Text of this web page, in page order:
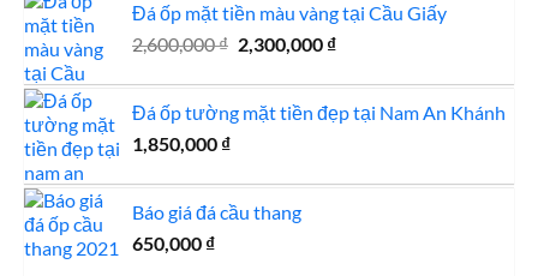
1,950,000 ₫.là:
1,500,000 ₫.
Đá ốp mặt tiền màu vàng tại Cầu Giấy
2,600,000₫ Giá
2,600,000 ₫.
2,300,000 ₫Giá
là:
Đá ốp tường mặt tiền đẹp tại Nam An Khánh
1,850,000 ₫
Báo giá đá cầu thang
650,000 ₫